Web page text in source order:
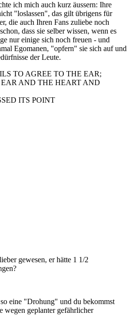
ich mich auch kurz äussern: Ihre
"loslassen", das gilt übrigens für
die auch Ihren Fans zuliebe noch
dass sie selber wissen, wenn es
nur einige sich noch freuen - und
Egomanen, "opfern" sie sich auf und
der Leute.
TO AGREE TO THE EAR;
AND THE HEART AND
ITS POINT
gewesen, er hätte 1 1/2
eine "Drohung" und du bekommst
wegen geplanter gefährlicher